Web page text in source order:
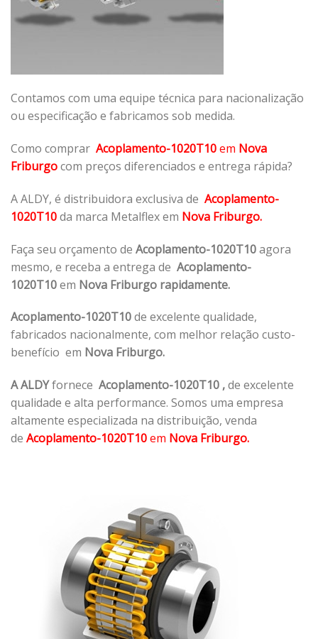
Contamos com uma equipe técnica para nacionalização
ou especificação e fabricamos sob medida.
Como comprar Acoplamento-1020T10em Nova
Friburgocom preços diferenciados e entrega rápida?
A ALDY, é distribuidora exclusiva de Acoplamento-
1020T10da marca Metalflex em Nova Friburgo.
Faça seu orçamento de Acoplamento-1020T10agora
mesmo, e receba a entrega de Acoplamento-
1020T10em Nova Friburgo rapidamente.
Acoplamento-1020T10de excelente qualidade,
fabricados nacionalmente, com melhor relação custo-
benefício em Nova Friburgo.
A ALDYfornece Acoplamento-1020T10 ,de excelente
qualidade e alta performance. Somos uma empresa
altamente especializada na distribuição, venda
de Acoplamento-1020T10em Nova Friburgo.